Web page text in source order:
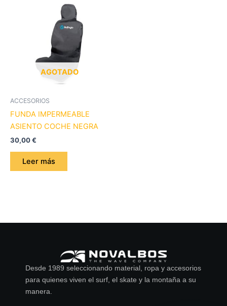
AGOTADO
ACCESORIOS
FUNDA IMPERMEABLE
ASIENTO COCHE NEGRA
30,00€
Leer más
Desde 1989 seleccionando material, ropa y accesorios
para quienes viven el surf, el skate y la montaña a su
manera.